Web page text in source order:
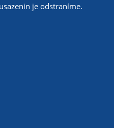
je odstraníme.